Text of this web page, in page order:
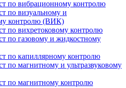
по вибрационному контролю
по визуальному и
контролю (ВИК)
по вихретоковому контролю
по газовому и жидкостному
по капиллярному контролю
по магнитному и ультразвуковому
по магнитному контролю